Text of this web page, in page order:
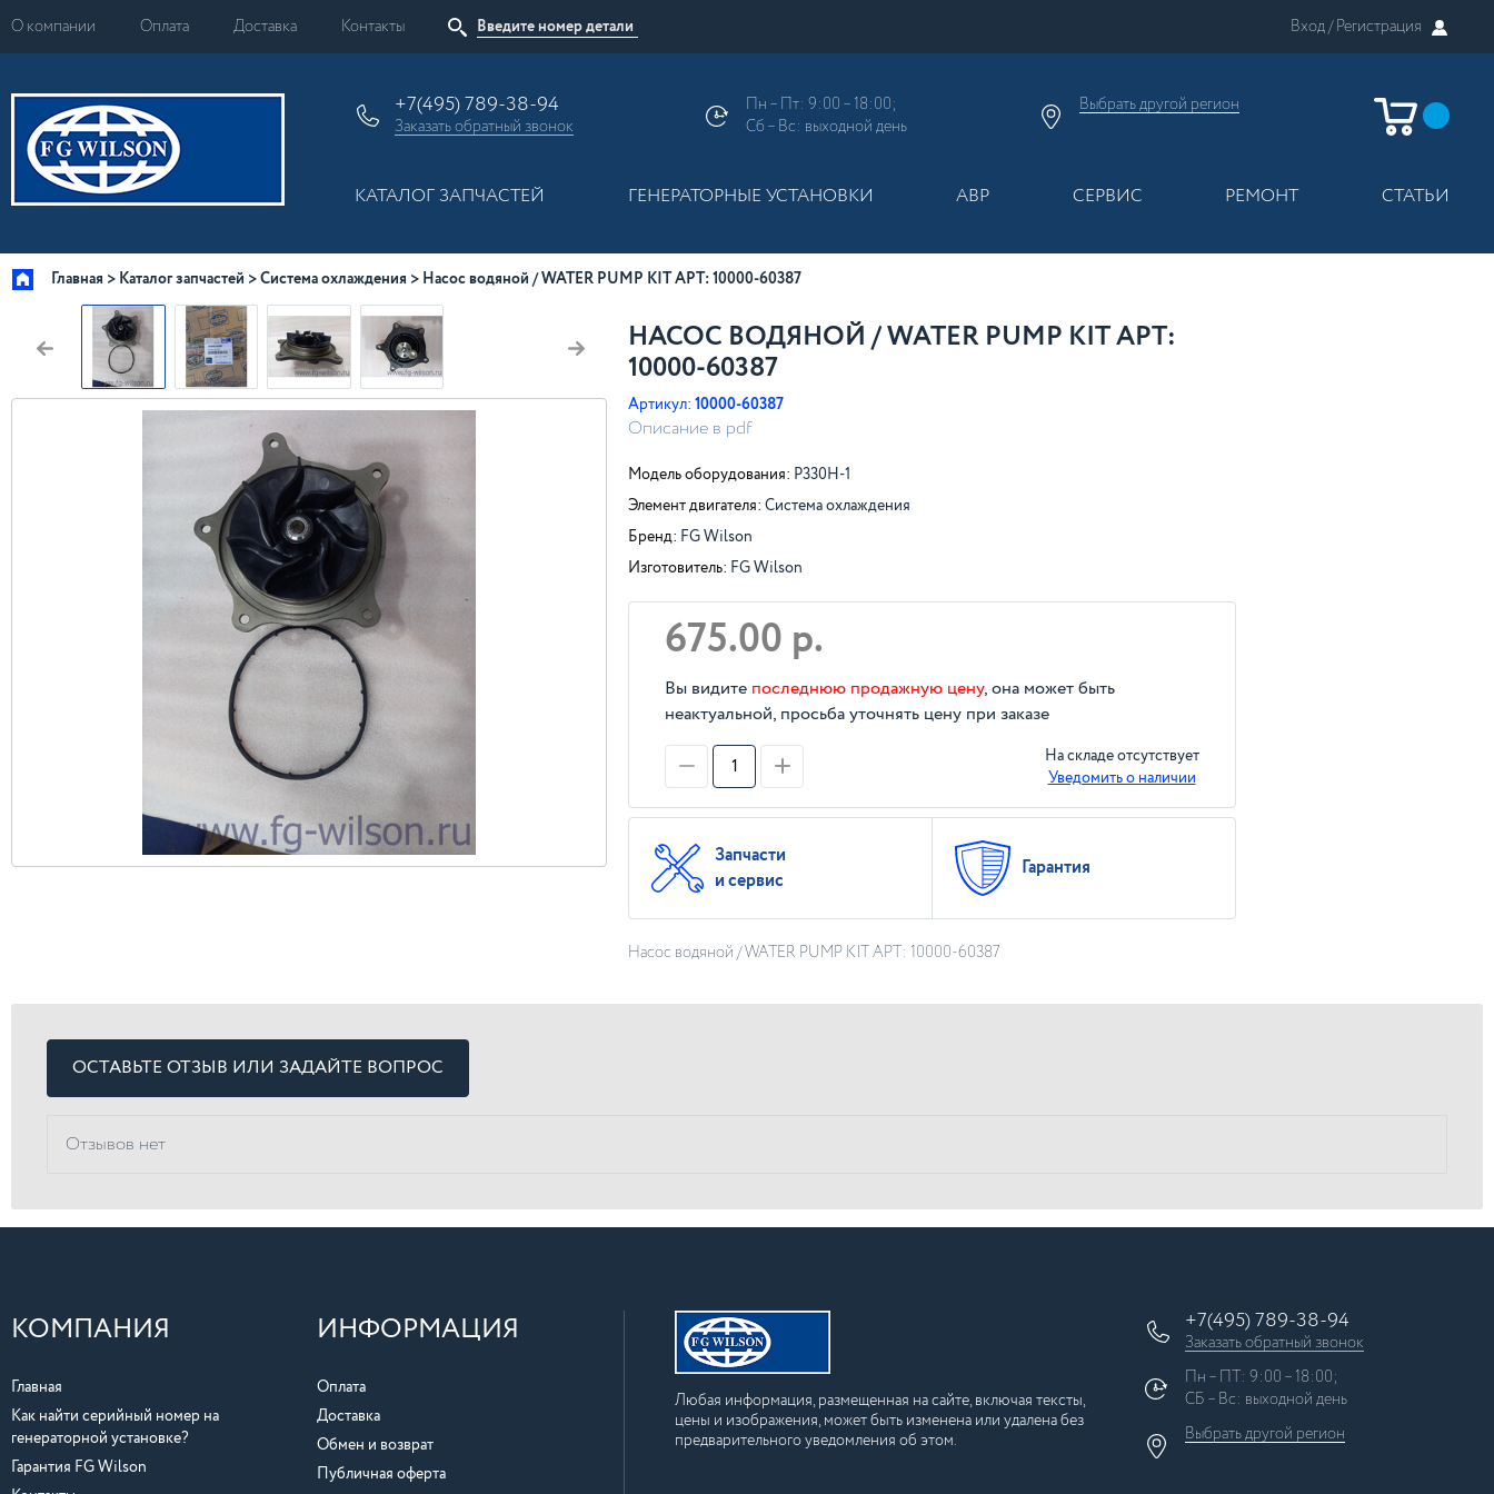
О компании Оплата Доставка Контакты Вход /Регистрация
+7(495) 789-38-94
Заказатьобратный звонок
Пн – Пт: 9:00 – 18:00;
Сб – Вс: выходной день
Выбрать другой регион
КАТАЛОГ ЗАПЧАСТЕЙ ГЕНЕРАТОРНЫЕ УСТАНОВКИ АВР СЕРВИС РЕМОНТ СТАТЬИ
Главная Каталог запчастей Система охлаждения Насос водяной / WATER PUMP KIT АРТ: 10000-60387
НАСОС ВОДЯНОЙ / WATER PUMP KIT АРТ:
10000-60387
Артикул: 10000-60387
Описание в pdf
Модель оборудования: P330H-1
Элемент двигателя: Система охлаждения
Бренд: FG Wilson
Изготовитель: FG Wilson
675.00 р.
Вы видите последнюю продажную цену, она может быть
неактуальной, просьба уточнять цену при заказе
На складе отсутствует
Уведомить о наличии
Запчасти
и сервис
Гарантия
Насос водяной / WATER PUMP KIT АРТ: 10000-60387
ОСТАВЬТЕ ОТЗЫВ ИЛИ ЗАДАЙТЕ ВОПРОС
Отзывов нет
КОМПАНИЯ
Главная
Как найти серийный номер на
генераторной установке?
Гарантия FG Wilson
ИНФОРМАЦИЯ
Оплата
Доставка
Обмен и возврат
Публичная оферта
Любая информация, размещенная на сайте, включая тексты,
цены и изображения, может быть изменена или удалена без
предварительного уведомления об этом.
+7(495) 789-38-94
Заказать обратный звонок
Пн – ПТ: 9:00 – 18:00;
СБ – Вс: выходной день
Выбрать другой регион